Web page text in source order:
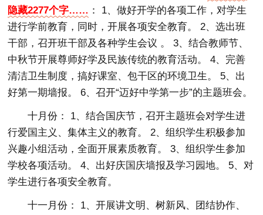
隐藏2277个字…… ： 1、做好开学的各项工作，对学生
进行学前教育，同时，开展各项安全教育。 2、选出班
干部，召开班干部及各种学生会议 。 3、结合教师节、
中秋节开展尊师好学及民族传统的教育活动。 4、完善
清洁卫生制度，搞好课室、包干区的环境卫生。 5、出
好第一期墙报。 6、召开“迈好中学第一步”的主题班会。
十月份： 1、结合国庆节，召开主题班会对学生进
行爱国主义、集体主义的教育。 2、组织学生积极参加
兴趣小组活动，全面开展素质教育。 3、组织学生参加
学校各项活动。 4、出好庆国庆墙报及学习园地。 5、对
学生进行各项安全教育。
十一月份： 1、开展讲文明、树新风、团结协作、